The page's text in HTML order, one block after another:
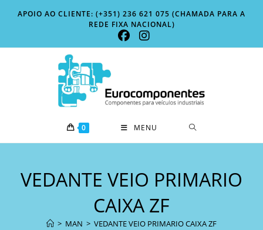
APOIO AO CLIENTE: (+351) 236 621 075 (CHAMADA PARA A
REDE FIXA NACIONAL)
0 MENU
VEDANTE VEIO PRIMARIO
CAIXA ZF
> MAN > VEDANTE VEIO PRIMARIO CAIXA ZF